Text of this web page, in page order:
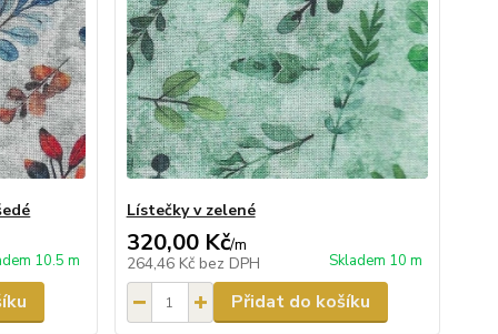
10.5 m
Lístečky v zelené
320,00 Kč/m
264,46 Kč bez DPH Skladem 10 m
Přidat do košíku